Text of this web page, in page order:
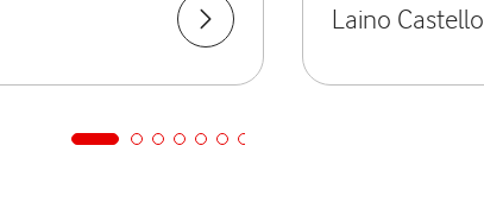
Laino Castello